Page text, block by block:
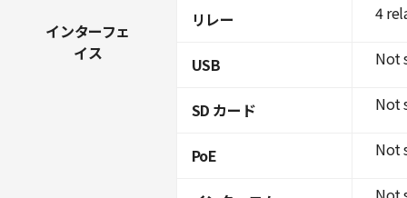
インターフェ
イス
リレー
USB
SD カード
PoE
4
Not
Not
Not